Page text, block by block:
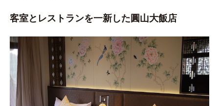
客室とレストランを一新した圓山大飯店